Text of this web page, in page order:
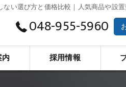
ない選び方と価格比較｜人気商品や設
048-955-5960
採用情報